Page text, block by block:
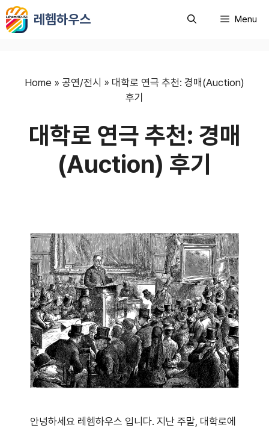
컨
텐
레헴하우스 Menu
Home » 공연/전시 » 대학로 연극 추천: 경매(Auction)
후기
대학로 연극 추천: 경매
(Auction) 후기
안녕하세요 레헴하우스 입니다. 지난 주말, 대학로에